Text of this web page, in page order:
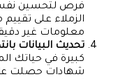
فرص لتحسين
الزملاء على
معلومات غير
تحديث البيانات
كبيرة في حياتك
شهادات حصلت